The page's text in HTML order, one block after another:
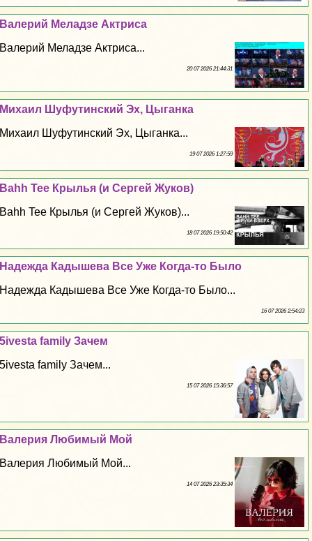
Валерий Меладзе Актриса
Валерий Меладзе Актриса...
20 07 2026 21:44:31
Михаил Шуфутинский Эх, Цыганка
Михаил Шуфутинский Эх, Цыганка...
19 07 2026 1:27:59
Bahh Tee Крылья (и Сергeй Жуков)
Bahh Tee Крылья (и Сергeй Жуков)...
18 07 2026 19:50:42
Надежда Кадышева Все Уже Когда-то Было
Надежда Кадышева Все Уже Когда-то Было...
16 07 2026 2:54:23
5ivesta family Зачем
5ivesta family Зачем...
15 07 2026 15:36:57
Валерия Любимый Мой
Валерия Любимый Мой...
14 07 2026 23:35:34